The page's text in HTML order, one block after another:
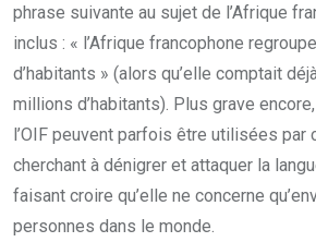
phrase suivante au sujet de l’Afrique
inclus : « l’Afrique francophone
d’habitants » (alors qu’elle comptait
millions d’habitants). Plus grave
l’OIF peuvent parfois être utilisées par
cherchant à dénigrer et attaquer la
faisant croire qu’elle ne concerne
personnes dans le monde.